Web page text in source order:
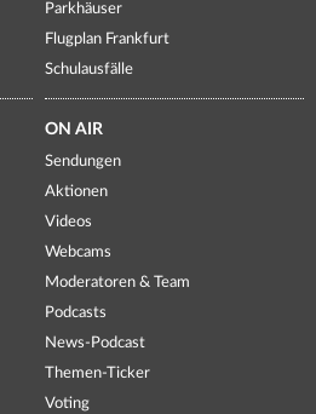
Parkhäuser
Flugplan Frankfurt
Schulausfälle
ON AIR
Sendungen
Aktionen
Videos
Webcams
Moderatoren & Team
Podcasts
News-Podcast
Themen-Ticker
Voting